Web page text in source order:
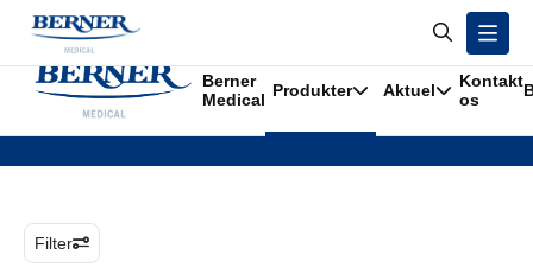
Berner
Medical Produkter Aktuel
Kontakt
os
/Produkter/
Probebeskyttelse
Filter